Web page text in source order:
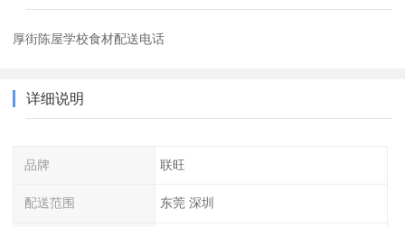
厚街陈屋学校食材配送电话
详细说明
品牌 联旺
配送范围 东莞 深圳